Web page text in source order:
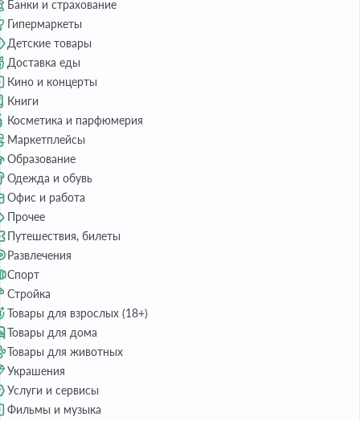
Банки и страхование
Гипермаркеты
Детские товары
Доставка еды
Кино и концерты
Книги
Косметика и парфюмерия
Маркетплейсы
Образование
Одежда и обувь
Офис и работа
Прочее
Путешествия, билеты
Развлечения
Спорт
Стройка
Товары для взрослых (18+)
Товары для дома
Товары для животных
Украшения
Услуги и сервисы
Фильмы и музыка